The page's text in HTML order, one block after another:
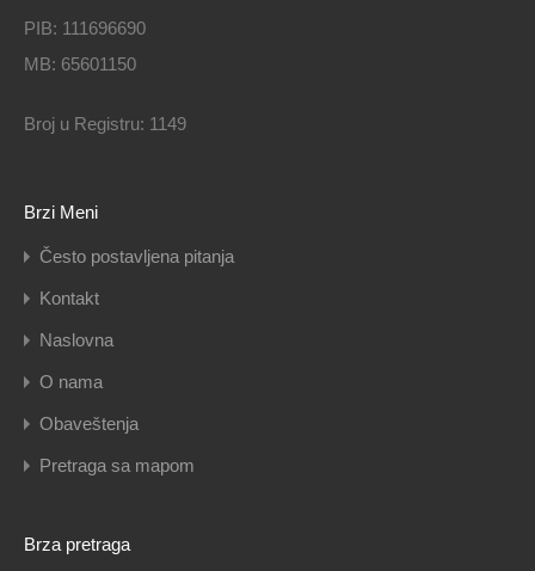
PIB: 111696690
MB: 65601150
Broj u Registru: 1149
Brzi Meni
Često postavljena pitanja
Kontakt
Naslovna
O nama
Obaveštenja
Pretraga sa mapom
Brza pretraga